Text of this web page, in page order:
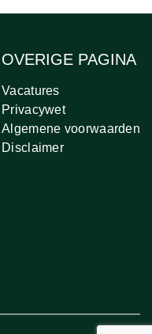
OVERIGE PAGINA
Vacatures
Privacywet
Algemene voorwaarden
Disclaimer